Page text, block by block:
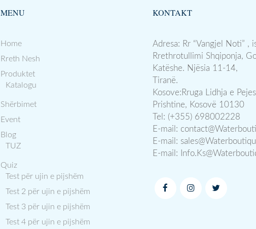
MENU
Home
Rreth Nesh
Produktet
Katalogu
Shërbimet
Event
Blog
TUZ
Quiz
Test për ujin e pijshëm
Test 2 për ujin e pijshëm
Test 3 për ujin e pijshëm
Test 4 për ujin e pijshëm
KONTAKT
Adresa: Rr “Vangjel Noti” ,
Rrethrotullimi Shqiponja,
Katëshe. Njësia 11-14,
Tiranë.
Kosove:Rruga Lidhja e
Prishtine, Kosovë 10130
Tel: (+355) 698002228
E-mail:
E-mail:
E-mail: